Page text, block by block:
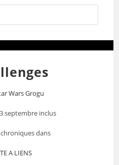
Wars Grogu
septembre inclus
dans
A LIENS